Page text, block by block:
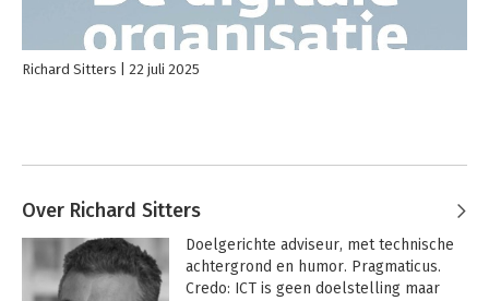
Richard Sitters 22 juli 2025
Over Richard Sitters
Doelgerichte adviseur, met technische
achtergrond en humor. Pragmaticus.
Credo: ICT is geen doelstelling maar